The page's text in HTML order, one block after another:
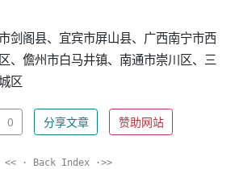
剑阁县、宜宾市屏山县、广西南宁市西
、儋州市白马井镇、南通市崇川区、三
区
0 分享文章 赞助网站
<< · Back Index ·>>